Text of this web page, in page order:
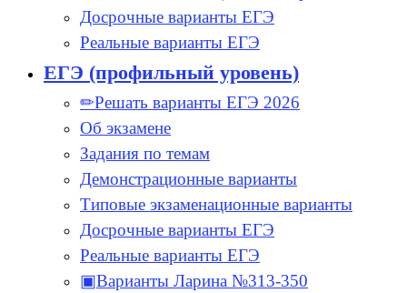
Досрочные варианты ЕГЭ
Реальные варианты ЕГЭ
ЕГЭ (профильный уровень)
✏Решать варианты ЕГЭ 2026
Об экзамене
Задания по темам
Демонстрационные варианты
Типовые экзаменационные варианты
Досрочные варианты ЕГЭ
Реальные варианты ЕГЭ
▣Варианты Ларина №313-350